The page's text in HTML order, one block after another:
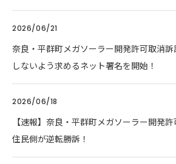
2026/06/21
奈良・平群町メガソーラー開発許可取消
しないよう求めるネット署名を開始！
2026/06/18
【速報】奈良・平群町メガソーラー開発
住民側が逆転勝訴！